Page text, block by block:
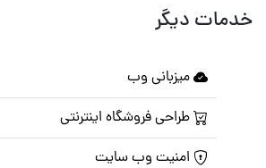
خدمات دیگر
میزبانی وب
طراحی فروشگاه اینترنتی
امنیت وب سایت